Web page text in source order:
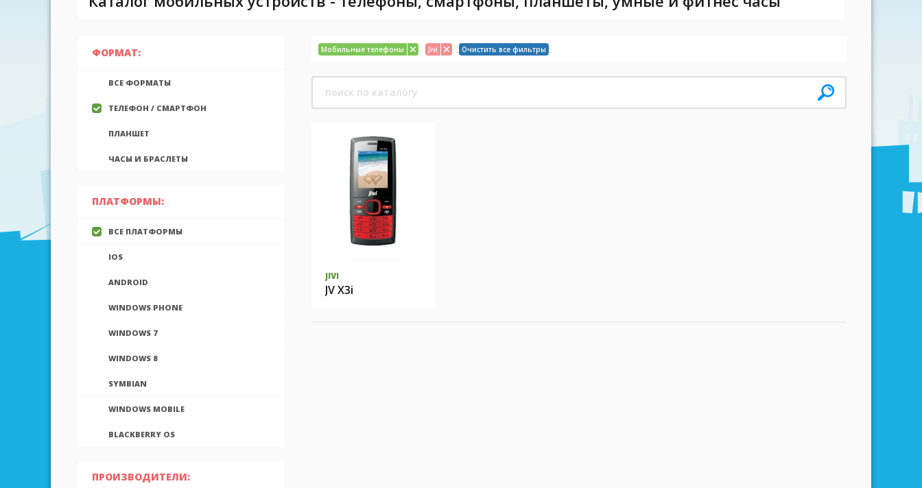
ФОРМАТ:
ВСЕ ФОРМАТЫ
ТЕЛЕФОН / СМАРТФОН
ПЛАНШЕТ
ЧАСЫ И БРАСЛЕТЫ
ПЛАТФОРМЫ:
ВСЕ ПЛАТФОРМЫ
IOS
ANDROID
WINDOWS PHONE
WINDOWS 7
WINDOWS 8
SYMBIAN
WINDOWS MOBILE
BLACKBERRY OS
ПРОИЗВОДИТЕЛИ:
Мобильные телефоны Jivi Очистить все фильтры
JIVI
JV X3i